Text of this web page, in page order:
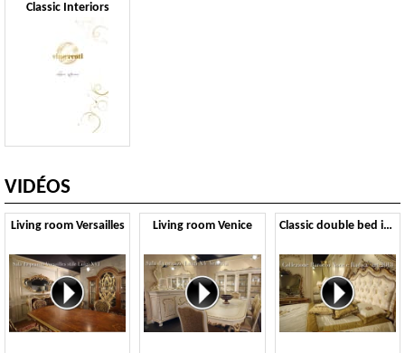
Classic Interiors
VIDÉOS
Living room Versailles Living room Venice Classic double bed in Baroque style